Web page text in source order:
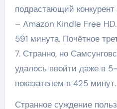
подрастающий
– Amazon Kindle Free
591 минута. Почётное
7. Странно, но
удалось ввойти даже в
показателем в 425 минут.
Странное суждение